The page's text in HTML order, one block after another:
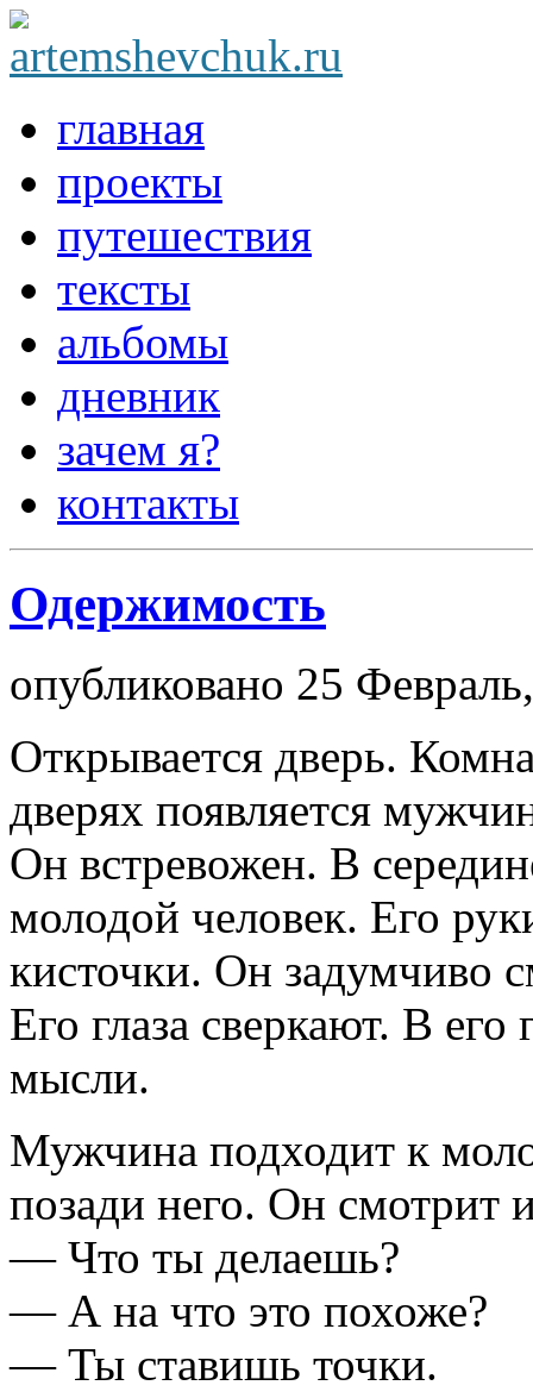
главная
проекты
путешествия
тексты
альбомы
дневник
зачем я?
контакты
Одержимость
опубликовано 25
Открывается дверь.
дверях появляется
Он встревожен. В
молодой человек. Его
кисточки. Он задумчиво
Его глаза сверкают. В его
мысли.
Мужчина подходит к
позади него. Он смотрит
— Что ты делаешь?
— А на что это похоже?
— Ты ставишь точки.